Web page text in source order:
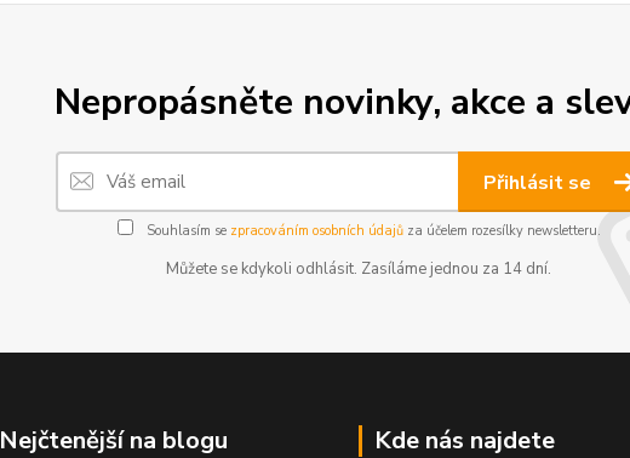
Nepropásněte novinky, akce a
Přihlásit se
Souhlasím se zpracováním osobních údajůza účelem rozesílky newsletteru.
Můžete se kdykoli odhlásit. Zasíláme jednou za 14 dní.
Nejčtenější na blogu Kde nás najdete